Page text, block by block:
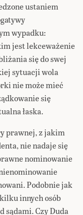
ustaniem
wypadku:
jest lekceważenie
się do swej
sytuacji wola
nie może mieć
się
łaska.
prawnej, z jakim
nie nadaje się
nominowanie
Podobnie jak
innych osób
sądami. Czy Duda